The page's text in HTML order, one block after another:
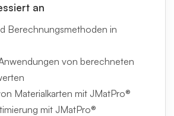
an
Berechnungsmethoden in
von berechneten
Materialkarten mit JMatPro®
mit JMatPro®